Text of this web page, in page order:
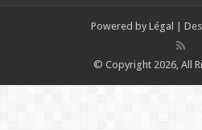
Powered by Légal |
© Copyright 2026, All